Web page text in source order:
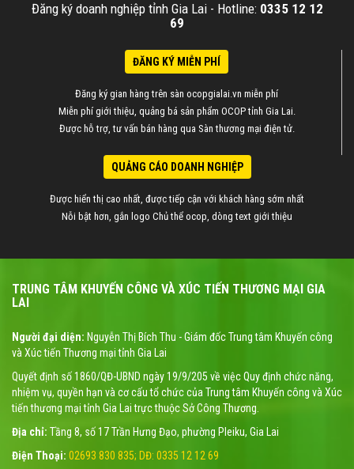
Đăng ký doanh nghiệp tỉnh Gia Lai - Hotline: 0335 12 12
69
ĐĂNG KÝ MIỄN PHÍ
Đăng ký gian hàng trên sàn ocopgialai.vn miễn phí
Miễn phí giới thiệu, quảng bá sản phẩm OCOP tỉnh Gia Lai.
Được hỗ trợ, tư vấn bán hàng qua Sàn thương mại điện tử.
QUẢNG CÁO DOANH NGHIỆP
Được hiển thị cao nhất, được tiếp cận với khách hàng sớm nhất
Nỗi bật hơn, gắn logo Chủ thể ocop, dòng text giới thiệu
TRUNG TÂM KHUYẾN CÔNG VÀ XÚC TIẾN THƯƠNG MẠI GIA
LAI
Người đại diện: Nguyễn Thị Bích Thu - Giám đốc Trung tâm Khuyến công
và Xúc tiến Thương mại tỉnh Gia Lai
Quyết định số 1860/QĐ-UBND ngày 19/9/205 về việc Quy định chức năng,
nhiệm vụ, quyền hạn và cơ cấu tổ chức của Trung tâm Khuyến công và Xúc
tiến thương mại tỉnh Gia Lai trực thuộc Sở Công Thương.
Địa chỉ: Tầng 8, số 17 Trần Hưng Đạo, phường Pleiku, Gia Lai
Điện Thoại: 02693 830 835; DĐ: 0335 12 12 69